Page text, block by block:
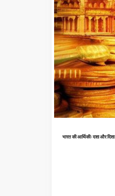
भारत की आर्थिकीः दशा और दिशा